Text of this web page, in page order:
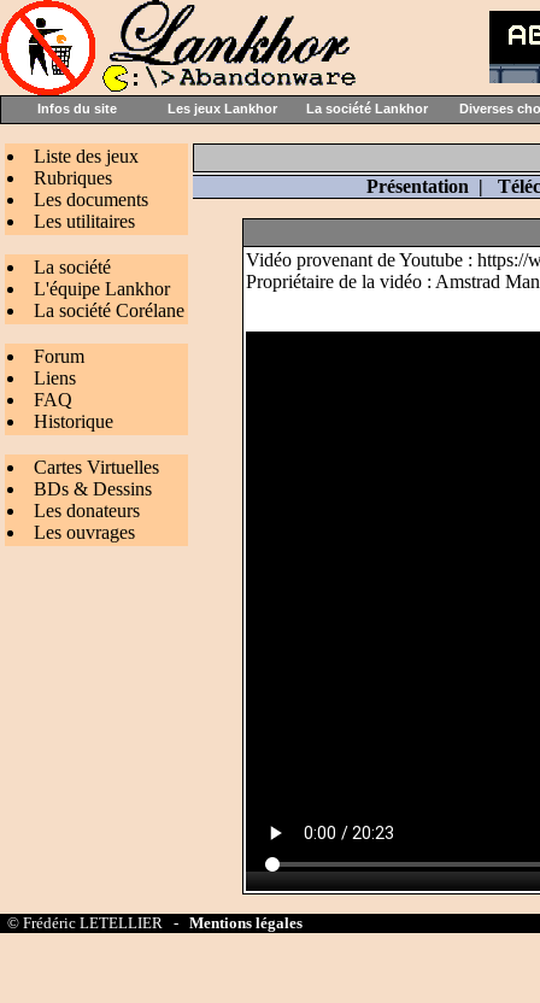
Infos du site Les jeux Lankhor La société Lankhor Diverses
Liste des jeux
Rubriques
Les documents
Les utilitaires
La société
L'équipe Lankhor
La société Corélane
Forum
Liens
FAQ
Historique
Cartes Virtuelles
BDs & Dessins
Les donateurs
Les ouvrages
Présentation |
Vidéo provenant de Youtube :
Propriétaire de la vidéo : Amstrad
© Frédéric LETELLIER - Mentions légales